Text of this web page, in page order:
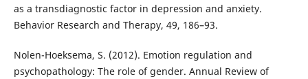
as a transdiagnostic factor in depression and anxiety.
Behavior Research and Therapy, 49, 186–93.
Nolen-Hoeksema, S. (2012). Emotion regulation and
psychopathology: The role of gender. Annual Review of